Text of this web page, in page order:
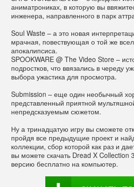
аниматрониках, в которую вы
инженера, направленного в парк
Soul Waste – а это новая
мрачная, повествующая о той же
апокалипсиса.
SPOOKWARE @ The Video Store –
подростков, что ввязались в череду
выбора ужастика для просмотра.
Submission – еще один необычный
представленный приятной
непредсказуемым сюжетом.
Ну а тринадцатую игру вы сможете
пройдя все предыдущие проект и
коллекции, сбор которой как раз и
вы можете скачать Dread X Collection
версию бесплатно на компьютер.